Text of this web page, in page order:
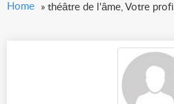
Home » théâtre de l'âme, Votre profil